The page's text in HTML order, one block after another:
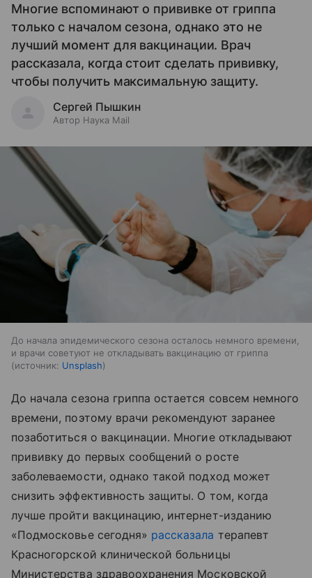
Многие вспоминают о прививке от гриппа
только с началом сезона, однако это не
лучший момент для вакцинации. Врач
рассказала, когда стоит сделать прививку,
чтобы получить максимальную защиту.
Сергей Пышкин
Автор Наука Mail
До начала эпидемического сезона осталось немного времени,
и врачи советуют не откладывать вакцинацию от гриппа
источник: Unsplash
До начала сезона гриппа остается совсем немного
времени, поэтому врачи рекомендуют заранее
позаботиться о вакцинации. Многие откладывают
прививку до первых сообщений о росте
заболеваемости, однако такой подход может
снизить эффективность защиты. О том, когда
лучше пройти вакцинацию, интернет-изданию
«Подмосковье сегодня» рассказала терапевт
Красногорской клинической больницы
Министерства здравоохранения Московской